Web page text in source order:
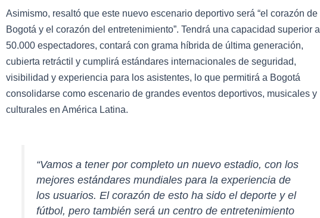
Asimismo, resaltó que este nuevo escenario deportivo será “el corazón de
Bogotá y el corazón del entretenimiento”. Tendrá una capacidad superior a
50.000 espectadores, contará con grama híbrida de última generación,
cubierta retráctil y cumplirá estándares internacionales de seguridad,
visibilidad y experiencia para los asistentes, lo que permitirá a Bogotá
consolidarse como escenario de grandes eventos deportivos, musicales y
culturales en América Latina.
“Vamos a tener por completo un nuevo estadio, con los
mejores estándares mundiales para la experiencia de
los usuarios. El corazón de esto ha sido el deporte y el
fútbol, pero también será un centro de entretenimiento